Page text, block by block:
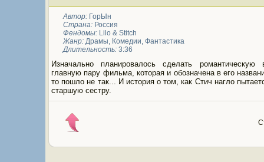
Автор: ГорЫн
Страна: Россия
Фендомы: Lilo & Stitch
Жанр: Драмы, Комедии, Фантастика
Длительность: 3:36
Изначально планировалось сделать
главную пару фильма, которая и обозначена в его
то пошло не так... И история о том, как Стич нагло
старшую сестру.